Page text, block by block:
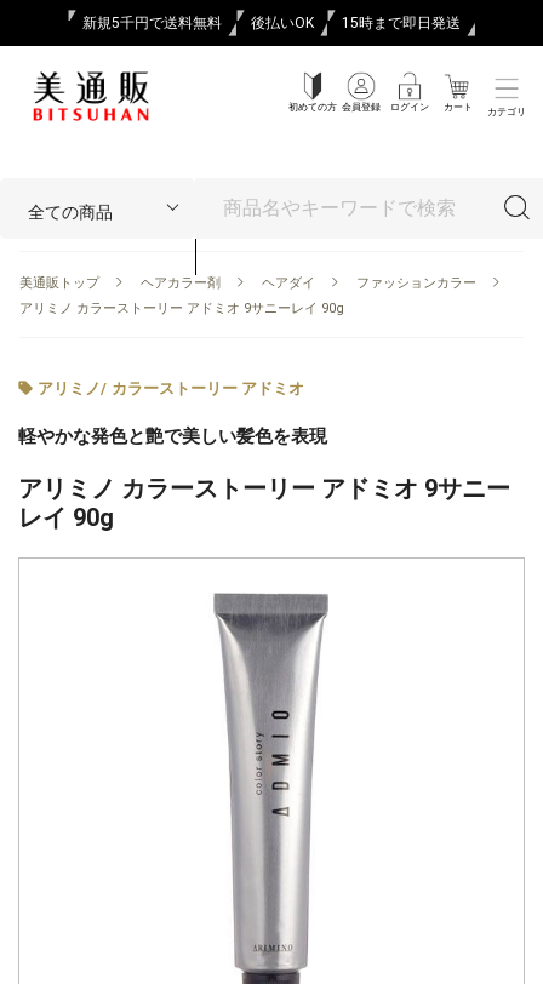
新規5千円で送料無料 後払いOK 15時まで即日発送
初めての方 会員登録 ログイン カート カテゴリ
美通販トップ ヘアカラー剤 ヘアダイ
ファッションカラー
アリミノ カラーストーリー アドミオ 9サニーレイ 90g
アリミノ/ カラーストーリー アドミオ
軽やかな発色と艶で美しい髪色を表現
アリミノ カラーストーリー アドミオ 9サニー
レイ 90g